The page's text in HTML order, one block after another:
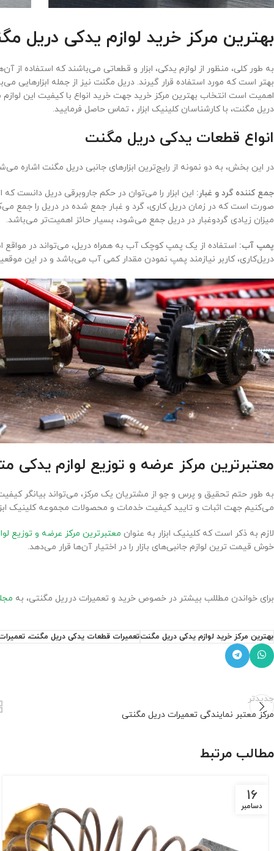
‌‌بهترین مرکز خرید لوازم یدکی دریل
به طور کلی، منظور از لوازم یدکی، ابزار و قطعاتی می‌باشند که استفاده از
بهتر است که مورد استفاده قرار گیرند. دریل مگنت نیز از جمله
اهمیت است انتخاب بهترین مرکز خرید جهت خرید انواع با کیفیت این
دریل مگنت، با کارشناسان کلینیک ابزار ، تماس حاصل فرمایید.
انواع قطعات یدکی دریل مگنت
در این بخش، به دو نمونه از رایج‌ترین ابزارهای جانبی دریل مگنت اشاره
جمع کننده گرد و غبار: این ابزار را می‌توان در حکم جاروبرقی دریل دانست که
صورت است که در زمان دریل کاری، گرد و غبار جمع شده در دریل را جمع
میزان زیادی گردوغبار در دریل جمع می‌شود، بسیار حائز اهمیت‌تر می‌باشد.
پمپ آب: استفاده از یک پمپ کوچک آب به همراه دریل، می‌تواند در مواقع
دریل‌کاری، کاربر نیازمند پمپ نمودن مقدار کمی آب می‌باشد و در این
معتبرترین مرکز عرضه و توزیع لوازم یدکی
به طور حتم تحقیق و پرس و جو از مشتریان یک مرکز، می‌تواند بیانگر
می‌کنیم جهت اثبات و تایید کیفیت خدمات و محصولات مجموعه کلینیک
لازم به ذکر است که کلینیک ابزار به عنوان معتبرترین مرکز عرضه و توزیع
خوش قیمت ترین لوازم جانبی‌های بازار را در اختیار آن‌ها قرار می‌دهد.
برای خواندن مطللب بیشتر در خصوص خرید و تعمیرات درریل مگنتی، به
بهترین مرکز خرید لوازم یدکی دریل مگنتتعمیرات قطعات یدکی دریل مگنت،
جدیدتر
مرکز معتبر نمایندگی تعمیرات دریل مگنتی
مطالب مرتبط
16
دسامبر